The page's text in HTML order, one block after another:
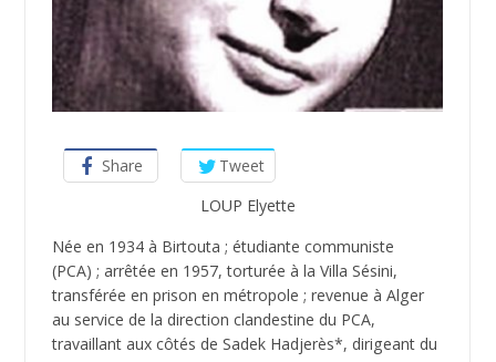
Share
Tweet
LOUP Elyette
Née en 1934 à Birtouta ; étudiante communiste
(PCA) ; arrêtée en 1957, torturée à la Villa Sésini,
transférée en prison en métropole ; revenue à Alger
au service de la direction clandestine du PCA,
travaillant aux côtés de Sadek Hadjerès*, dirigeant du